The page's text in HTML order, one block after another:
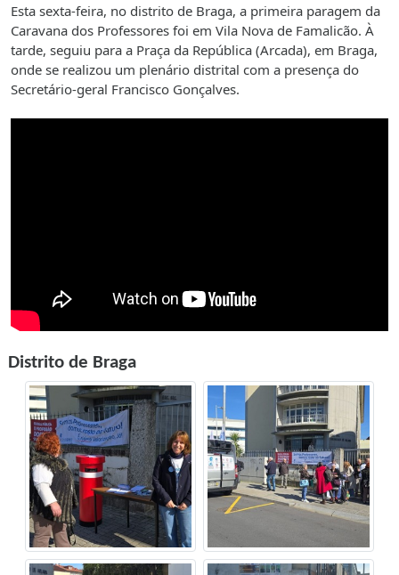
Esta sexta-feira, no distrito de Braga, a primeira paragem da
Caravana dos Professores foi em Vila Nova de Famalicão. À
tarde, seguiu para a Praça da República (Arcada), em Braga,
onde se realizou um plenário distrital com a presença do
Secretário-geral Francisco Gonçalves.
Distrito de Braga